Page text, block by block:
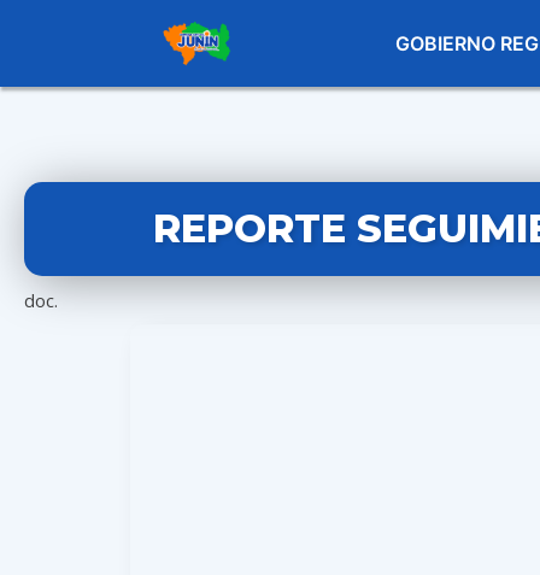
GOBIERNO
REPORTE
doc.